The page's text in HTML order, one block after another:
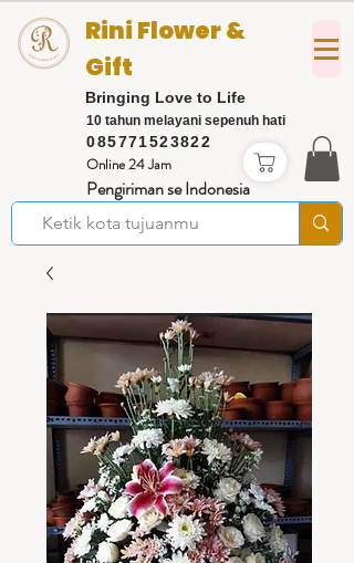
085771523822
Rini Flower &
Gift
Bringing Love to Life
Online 24 Jam
Pengiriman se Indonesia
10 tahun melayani sepenuh hati